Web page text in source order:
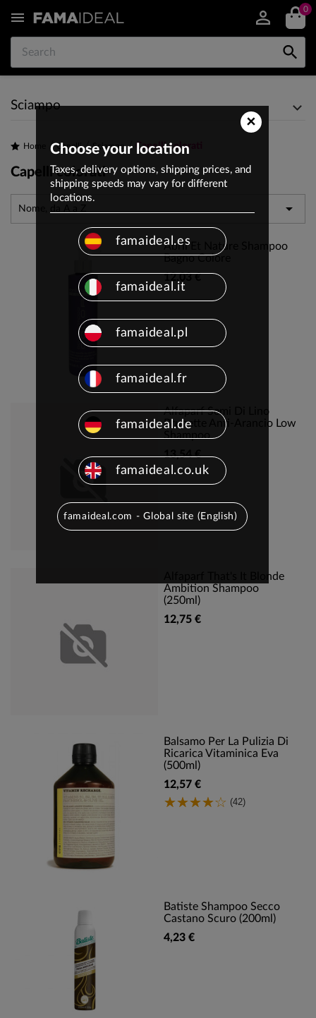
 0

Sciampo
Home Capelli Sciampo Capelli colorati
Capelli colorati
Nome, da A a Z 
Abril Et Nature Shampoo
Bagno Colore
12,03 €
Alfaparf Semi Di Lino
Brunette Anti-Arancio Low
13,54 €
Alfaparf That's It Blonde
Ambition Shampoo
(250ml)
12,75 €
Balsamo Per La Pulizia Di
Ricarica Vitaminica Eva
(500ml)
12,57 €
(42)
Batiste Shampoo Secco
Castano Scuro (200ml)
4,23 €
×
Choose your location
Taxes, delivery options, shipping prices, and
shipping speeds may vary for different
locations.
famaideal.es
famaideal.it
famaideal.pl
famaideal.fr
famaideal.de
famaideal.co.uk
famaideal.com - Global site (English)